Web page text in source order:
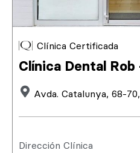
Clínica Certificada
Clínica Dental Rob
Avda. Catalunya, 68-
Dirección Clínica